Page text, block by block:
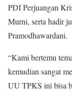
PDI Perjuangan
Murni, serta hadir
Pramodhawardani.
“Kami bertemu
kemudian sangat
UU TPKS ini bisa